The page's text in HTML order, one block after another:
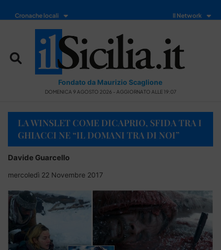
Cronache locali Il Network
Fondato da Maurizio Scaglione
DOMENICA 9 AGOSTO 2026 - AGGIORNATO ALLE 19:07
LA WINSLET COME DICAPRIO, SFIDA TRA I
GHIACCI NE “IL DOMANI TRA DI NOI”
Davide Guarcello
mercoledì 22 Novembre 2017